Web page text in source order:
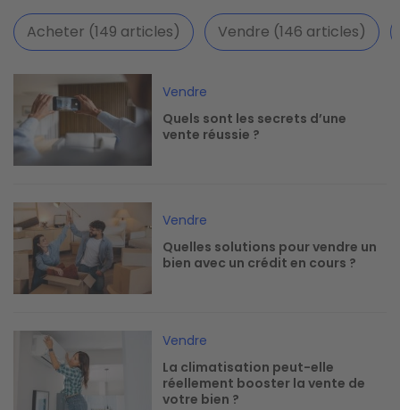
Acheter (149 articles) Vendre (146 articles)
Vendre
Quels sont les secrets d’une
vente réussie ?
Image
Vendre
Quelles solutions pour vendre un
bien avec un crédit en cours ?
Image
Vendre
La climatisation peut-elle
réellement booster la vente de
votre bien ?